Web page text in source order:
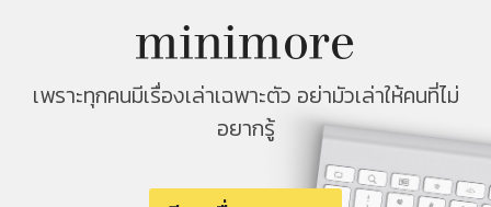
เพราะทุกคนมีเรื่องเล่าเฉพาะตัว อย่ามัวเล่าให้คนที่ไม่
อยากรู้